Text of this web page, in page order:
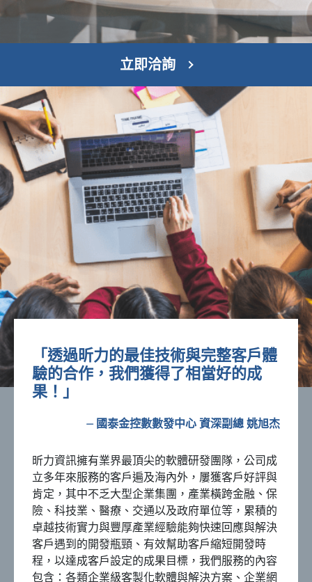
立即洽詢
「透過昕力的最佳技術與完整客戶體
驗的合作，我們獲得了相當好的成
果！」
⏤ 國泰金控數數發中心 資深副總 姚旭杰
昕力資訊擁有業界最頂尖的軟體研發團隊，公司成
立多年來服務的客戶遍及海內外，屢獲客戶好評與
肯定，其中不乏大型企業集團，產業橫跨金融、保
險、科技業、醫療、交通以及政府單位等，累積的
卓越技術實力與豐厚產業經驗能夠快速回應與解決
客戶遇到的開發瓶頸、有效幫助客戶縮短開發時
程，以達成客戶設定的成果目標，我們服務的內容
包含：各類企業級客製化軟體與解決方案、企業網